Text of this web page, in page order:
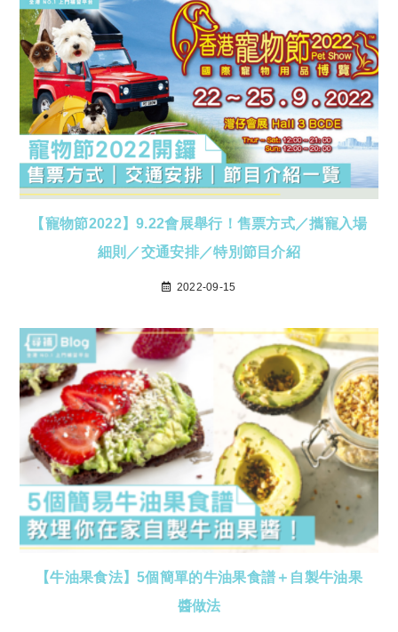
【寵物節2022】9.22會展舉行！售票方式／攜寵入場
細則／交通安排／特別節目介紹
2022-09-15
【牛油果食法】5個簡單的牛油果食譜＋自製牛油果
醬做法